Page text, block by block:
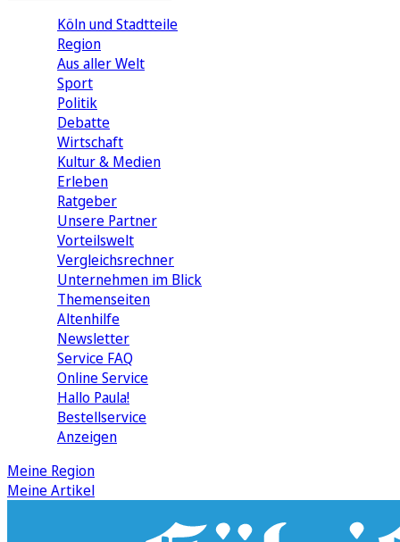
Köln und Stadtteile
Region
Aus aller Welt
Sport
Politik
Debatte
Wirtschaft
Kultur & Medien
Erleben
Ratgeber
Unsere Partner
Vorteilswelt
Vergleichsrechner
Unternehmen im Blick
Themenseiten
Altenhilfe
Newsletter
Service FAQ
Online Service
Hallo Paula!
Bestellservice
Anzeigen
Meine Region
Meine Artikel